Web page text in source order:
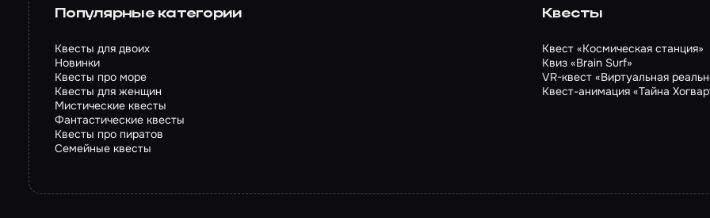
Популярные категории
Квесты для двоих
Новинки
Квесты про море
Квесты для женщин
Мистические квесты
Фантастические квесты
Квесты про пиратов
Семейные квесты
Квесты
Квест «Космическая станция»
Квиз «Brain Surf»
VR-квест «Виртуальная
Квест-анимация «Тайна